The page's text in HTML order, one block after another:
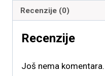
Recenzije (0)
Recenzije
Još nema komentara.